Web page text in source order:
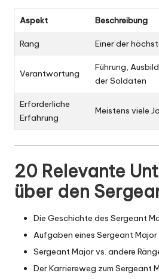
Aspekt Beschreibung
Rang Einer der
Verantwortung
Führung,
der Soldaten
Erforderliche
Erfahrung
Meistens viele
20 Relevante
über den
Die Geschichte des Sergeant
Aufgaben eines Sergeant Major
Sergeant Major vs. andere
Der Karriereweg zum Sergeant